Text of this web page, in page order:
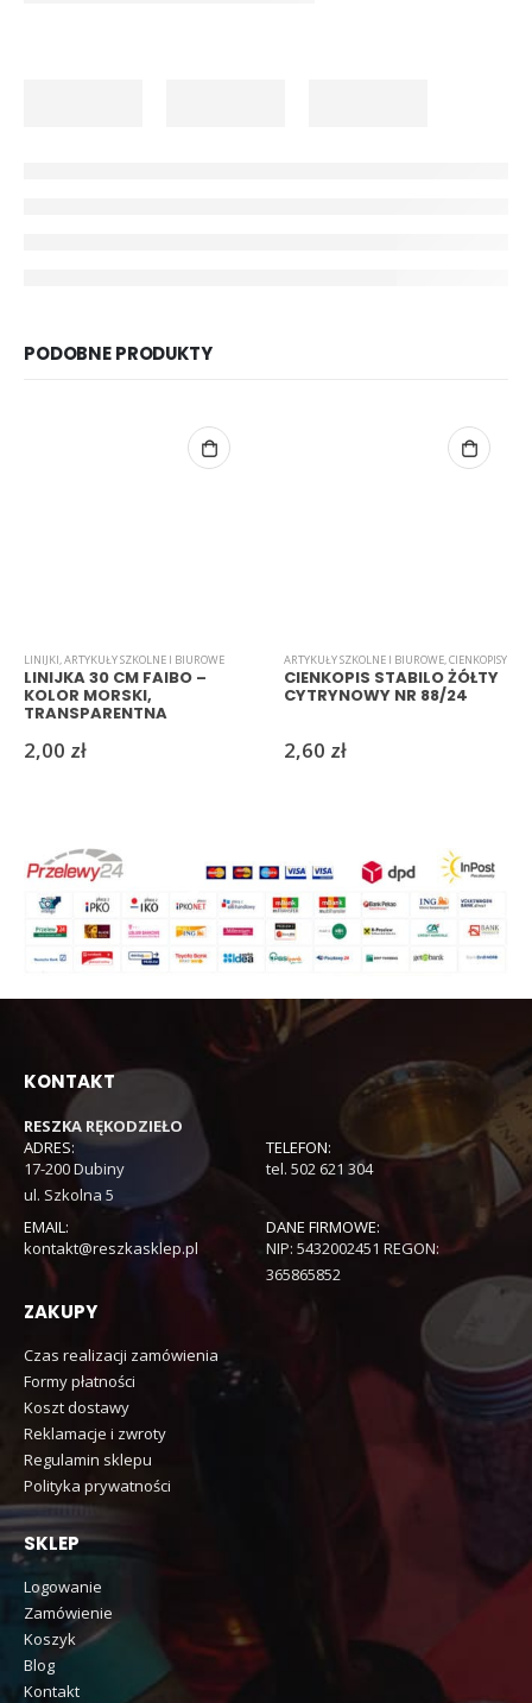
PODOBNE PRODUKTY
LINIJKI,ARTYKUŁY SZKOLNE I BIUROWE
LINIJKA 30 CM FAIBO –
KOLOR MORSKI,
TRANSPARENTNA
2,00 zł
ARTYKUŁY SZKOLNE I BIUROWE,CIENKOPISY
CIENKOPIS STABILO ŻÓŁTY
CYTRYNOWY NR 88/24
2,60 zł
KONTAKT
RESZKA RĘKODZIEŁO
ADRES:
17-200 Dubiny
ul. Szkolna 5
TELEFON:
tel. 502 621 304
EMAIL:
kontakt@reszkasklep.pl
DANE FIRMOWE:
NIP: 5432002451 REGON:
365865852
ZAKUPY
Czas realizacji zamówienia
Formy płatności
Koszt dostawy
Reklamacje i zwroty
Regulamin sklepu
Polityka prywatności
SKLEP
Logowanie
Zamówienie
Koszyk
Blog
Kontakt